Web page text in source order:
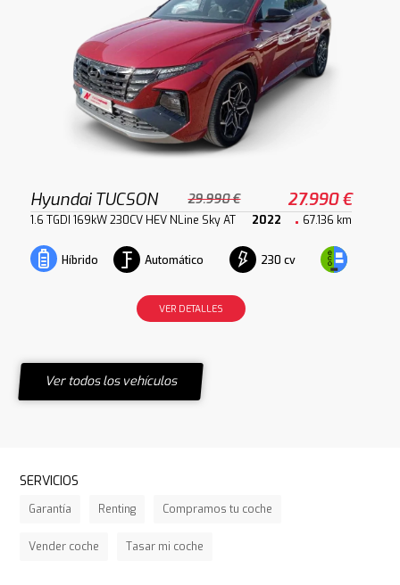
Hyundai TUCSON 29.990 € 27.990 €
1.6 TGDI 169kW 230CV HEV NLine Sky AT 2022 67.136 km
Híbrido Automático 230 cv
VER DETALLES
Ver todos los vehículos
SERVICIOS
Garantía Renting Compramos tu coche
Vender coche Tasar mi coche